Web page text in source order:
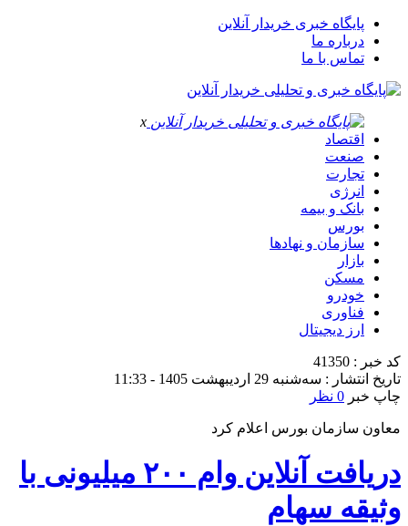
پایگاه خبری خریدار آنلاین
درباره ما
تماس با ما
x
اقتصاد
صنعت
تجارت
انرژی
بانک و بیمه
بورس
سازمان و نهادها
بازار
مسکن
خودرو
فناوری
ارز دیجیتال
کد خبر : 41350
تاریخ انتشار : سه‌شنبه 29 اردیبهشت 1405 - 11:33
چاپ خبر 0 نظر
معاون سازمان بورس اعلام کرد
دریافت آنلاین وام ۲۰۰ میلیونی با
وثیقه سهام